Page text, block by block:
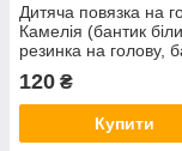
Дитяча повязка на
Камелія (бантик
резинка на голову,
120 ₴
Купити